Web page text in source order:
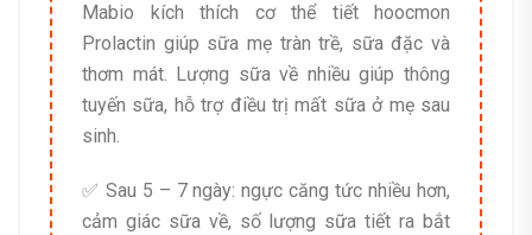
Mabio kích thích cơ thể tiết hoocmon
Prolactin giúp sữa mẹ tràn trề, sữa đặc và
thơm mát. Lượng sữa về nhiều giúp thông
tuyến sữa, hỗ trợ điều trị mất sữa ở mẹ sau
sinh.
✅ Sau 5 – 7 ngày: ngực căng tức nhiều hơn,
cảm giác sữa về, số lượng sữa tiết ra bắt